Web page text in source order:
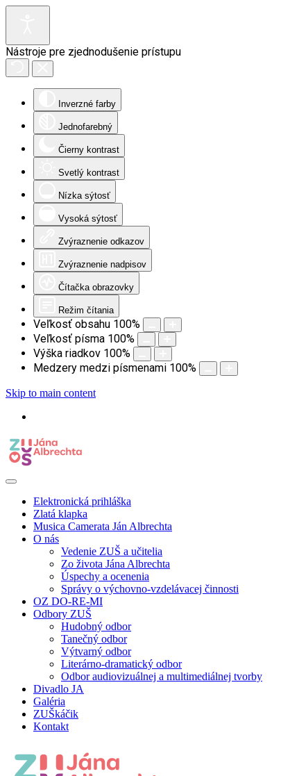
Nástroje pre zjednodušenie prístupu
Inverzné farby
Jednofarebný
Čierny kontrast
Svetlý kontrast
Nízka sýtosť
Vysoká sýtosť
Zvýraznenie odkazov
Zvýraznenie nadpisov
Čítačka obrazovky
Režim čítania
Veľkosť obsahu 100%
Veľkosť písma 100%
Výška riadkov 100%
Medzery medzi písmenami 100%
Skip to main content
Elektronická prihláška
Zlatá klapka
Musica Camerata Ján Albrechta
O nás
Vedenie ZUŠ a učitelia
Zo života Jána Albrechta
Úspechy a ocenenia
Správy o výchovno-vzdelávacej činnosti
OZ DO-RE-MI
Odbory ZUŠ
Hudobný odbor
Tanečný odbor
Výtvarný odbor
Literárno-dramatický odbor
Odbor audiovizuálnej a multimediálnej tvorby
Divadlo JA
Galéria
ZUŠkáčik
Kontakt